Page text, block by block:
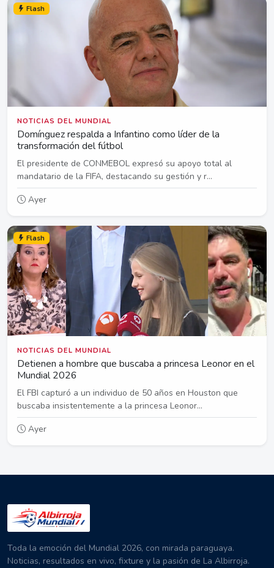
Flash
NOTICIAS DEL MUNDIAL
Domínguez respalda a Infantino como líder de la
transformación del fútbol
El presidente de CONMEBOL expresó su apoyo total al
mandatario de la FIFA, destacando su gestión y r...
Ayer
Flash
NOTICIAS DEL MUNDIAL
Detienen a hombre que buscaba a princesa Leonor en el
Mundial 2026
El FBI capturó a un individuo de 50 años en Houston que
buscaba insistentemente a la princesa Leonor...
Ayer
Toda la emoción del Mundial 2026, con mirada paraguaya.
Noticias, resultados en vivo, fixture y la pasión de La Albirroja.